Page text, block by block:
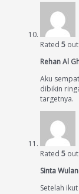
Rated 5
Rehan Al
Aku
dibikin
targetnya.
Rated 5
Sinta
Setelah